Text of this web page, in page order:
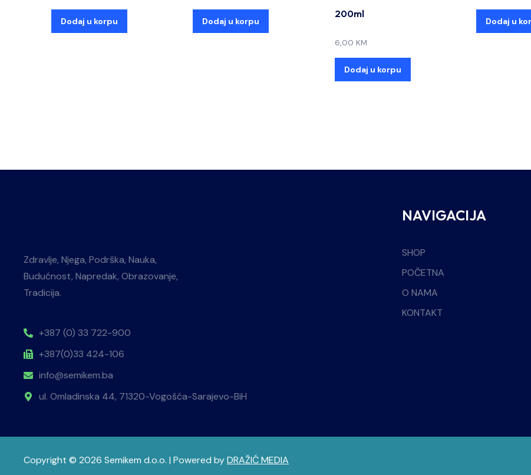
Dodaj u korpu Dodaj u korpu
200ml
6,00 KM
Dodaj u korpu
Dodaj u
Zdravlje, Njega, Podrška, Nauka,
Budućnost, Napredak, Obrazovanje,
Tradicija.
+387 (0) 33 722-900
+387(0)33 424-106
info@semikem.ba
ul. Omladinska 44, 71320-Vogošća-Sarajevo-BiH
NAVIGACIJA
SHOP
POČETNA
O NAMA
KONTAKT
Copyright © 2026 Semikem d.o.o. | Powered byDRAŽIĆ MEDIA